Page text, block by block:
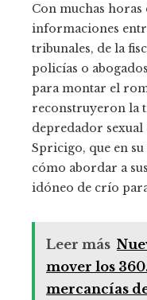
Con muchas
informaciones
tribunales, de la
policías o
para montar el
reconstruyeron la
depredador
Spricigo, que en
cómo abordar a
idóneo de crío
Leer más
mover los
mercancías